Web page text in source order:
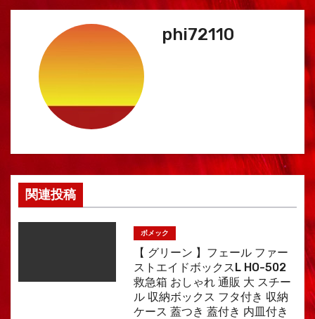
ン
phi72110
関連投稿
ボメック
【 グリーン 】フェール ファー
ストエイドボックスL HO-502
救急箱 おしゃれ 通販 大 スチー
ル 収納ボックス フタ付き 収納
ケース 蓋つき 蓋付き 内皿付き